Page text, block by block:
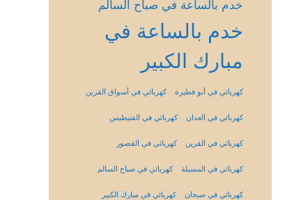
خدم بالساعة في صباح السالم
خدم بالساعة في
مبارك الكبير
كهربائي في أبو فطيرة كهربائي في أسواق القرين
كهربائي في العدان كهربائي في الفنيطيس
كهربائي في القرين كهربائي في القصور
كهربائي في المسيلة كهربائي في صباح السالم
كهربائي في صبحان كهربائي في مبارك الكبير